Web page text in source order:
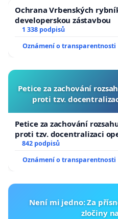
Ochrana Vrbenských
developerskou zástavbou
1 338 podpisů
Oznámení o transparentnosti
Petice za zachování
proti tzv.
Petice za zachování
proti tzv. docentralizaci
842 podpisů
Oznámení o transparentnosti
Není mi jedno: Za
zločiny